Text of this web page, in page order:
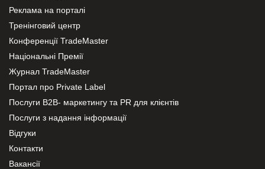
Реклама на порталі
Тренінговий центр
Конференції TradeMaster
Національні Премії
Журнал TradeMaster
Портал про Private Label
Послуги В2В- маркетингу та PR для клієнтів
Послуги з надання інформації
Відгуки
Контакти
Вакансії